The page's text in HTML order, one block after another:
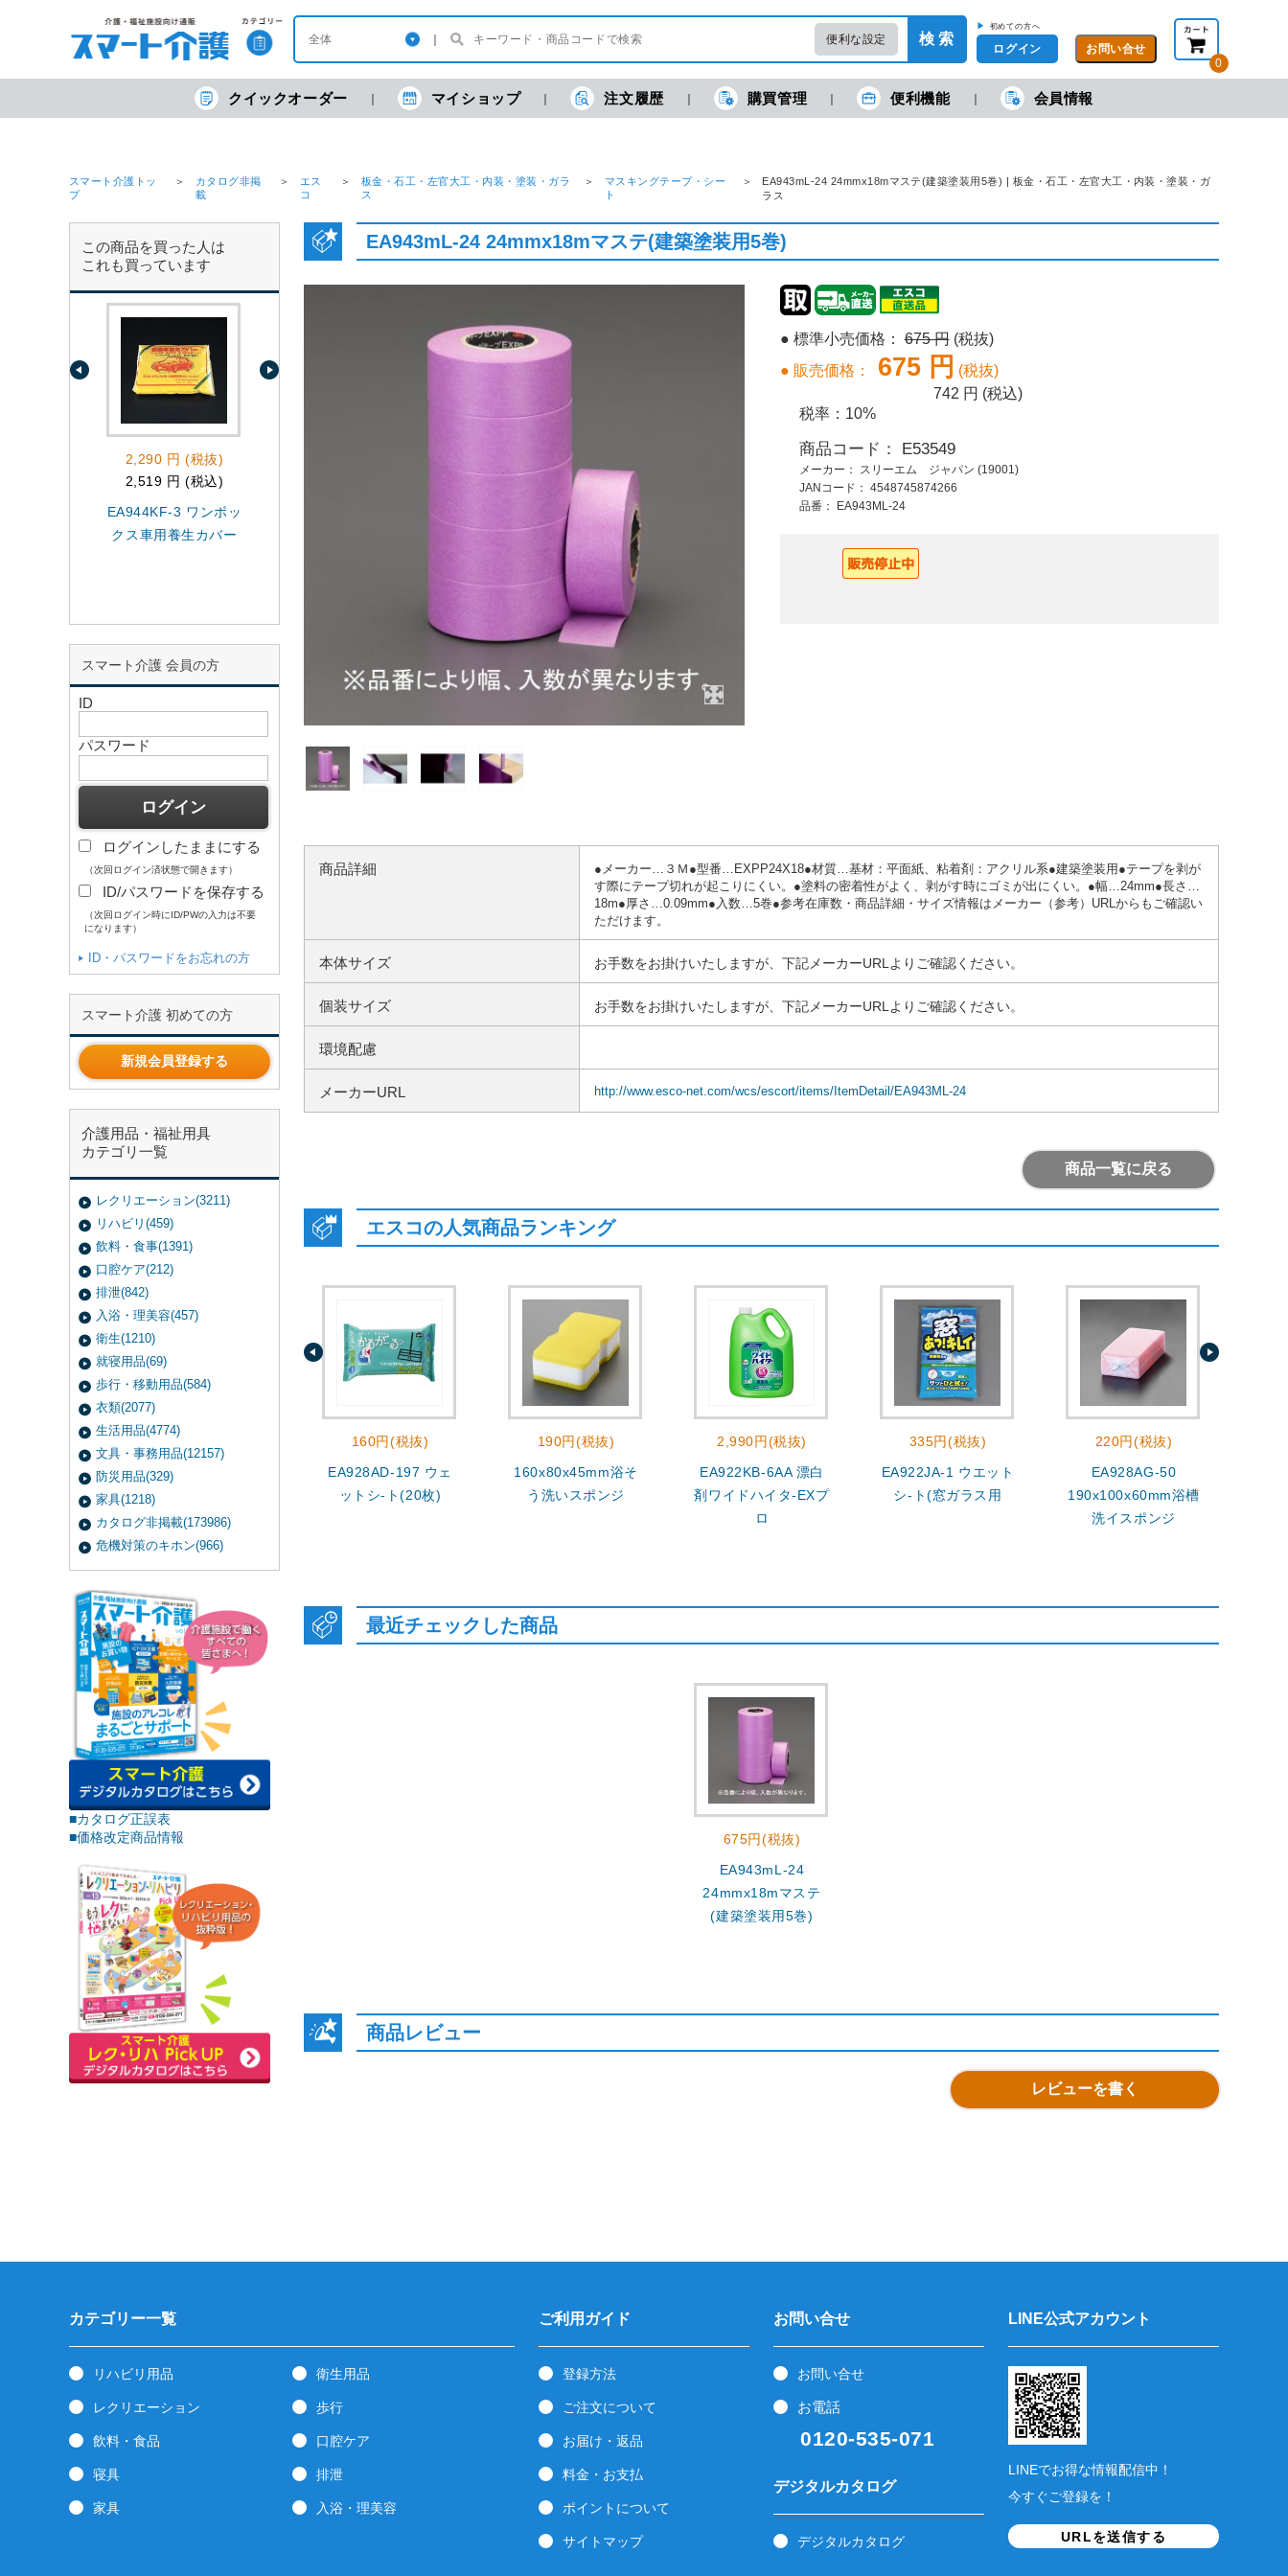
便利な設定 検 索
▶ 初めての方へ
ログイン
0
現在の金額合計： 円 (税抜) 円(税込)
クイックオーダー マイショップ 注文履歴 購買管理 便利機能 会員情報
スマート介護トッ
プ
カタログ非掲
載
エス
コ
板金・石工・左官大工・内装・塗装・ガラ
ス
マスキングテープ・シー
ト
EA943mL-24 24mmx18mマステ(建築塗装用5巻) | 板金・石工・左官大工・内装・塗装・ガ
ラス
この商品を買った人は
これも買っています
2,290 円 (税抜)
2,519 円 (税込)
EA944KF-3 ワンボッ
クス車用養生カバー
1,210 円 (税抜)
1,331 円 (税込)
EA944ML-75
100mmx25m養生テ-
765 円 (税抜)
841 円 (税込)
EA943MH-18 18mm
キング
スマート介護 会員の方
ID
パスワード
ログインしたままにする
（次回ログイン済状態で開きます）
ID/パスワードを保存する
（次回ログイン時にID/PWの入力は不要
になります）
ID・パスワードをお忘れの方
スマート介護 初めての方
新規会員登録する
介護用品・福祉用具
カテゴリ一覧
レクリエーション(3211)
リハビリ(459)
飲料・食事(1391)
口腔ケア(212)
排泄(842)
入浴・理美容(457)
衛生(1210)
就寝用品(69)
歩行・移動用品(584)
衣類(2077)
生活用品(4774)
文具・事務用品(12157)
防災用品(329)
家具(1218)
カタログ非掲載(173986)
危機対策のキホン(966)
■カタログ正誤表
■価格改定商品情報
EA943mL-24 24mmx18mマステ(建築塗装用5巻)
● 標準小売価格：675 円 (税抜)
● 販売価格：
675 円 (税抜)
742 円 (税込)
税率： 10%
商品コード： E53549
メーカー： スリーエム ジャパン (19001)
JANコード： 4548745874266
品番：
EA943ML-24
商品詳細
●メーカー…３Ｍ●型番…EXPP24X18●材質…基材：平面紙、粘着剤：アクリル系●建築塗装用●テープを剥が
す際にテープ切れが起こりにくい。●塗料の密着性がよく、剥がす時にゴミが出にくい。●幅…24mm●長さ…
18m●厚さ…0.09mm●入数…5巻●参考在庫数・商品詳細・サイズ情報はメーカー（参考）URLからもご確認い
ただけます。
本体サイズ お手数をお掛けいたしますが、下記メーカーURLよりご確認ください。
個装サイズ お手数をお掛けいたしますが、下記メーカーURLよりご確認ください。
環境配慮
メーカーURL http://www.esco-net.com/wcs/escort/items/ItemDetail/EA943ML-24
商品一覧に戻る
エスコの人気商品ランキング
160円(税抜)
EA928AD-197 ウェ
ットシ-ト(20枚)
190円(税抜)
160x80x45mm浴そ
う洗いスポンジ
2,990円(税抜)
EA922KB-6AA 漂白
剤ワイドハイタ-EXプ
ロ
335円(税抜)
EA922JA-1 ウエット
シ-ト(窓ガラス用
220円(税抜)
EA928AG-50
190x100x60mm浴槽
洗イスポンジ
最近チェックした商品
675円(税抜)
EA943mL-24
24mmx18mマステ
(建築塗装用5巻)
商品レビュー
レビューを書く
カテゴリー一覧
リハビリ用品 衛生用品
レクリエーション 歩行
飲料・食品 口腔ケア
寝具 排泄
家具 入浴・理美容
ご利用ガイド
登録方法
ご注文について
お届け・返品
料金・お支払
ポイントについて
サイトマップ
お問い合せ
お問い合せ
お電話
0120-535-071
デジタルカタログ
デジタルカタログ
LINE公式アカウント
LINEでお得な情報配信中！
今すぐご登録を！
URLを送信する